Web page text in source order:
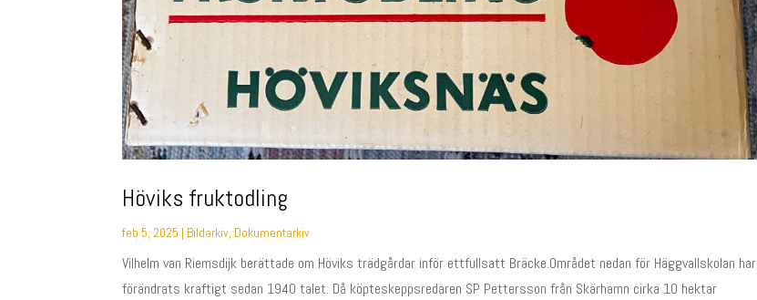
Höviks fruktodling
feb 5, 2025 | Bildarkiv, Dokumentarkiv
Vilhelm van Riemsdijk berättade om Höviks trädgårdar inför ettfullsatt Bräcke.Området nedan för Häggvallskolan har
förändrats kraftigt sedan 1940 talet. Då köpteskeppsredaren SP Pettersson från Skärhamn cirka 10 hektar